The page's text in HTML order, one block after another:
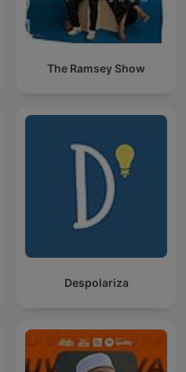
The Ramsey Show
Despolariza